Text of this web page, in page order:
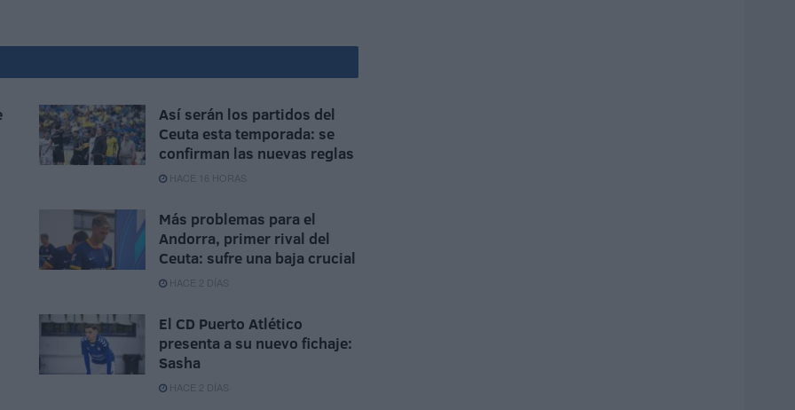
Así serán los partidos del
Ceuta esta temporada: se
confirman las nuevas reglas
HACE 16 HORAS
Más problemas para el
Andorra, primer rival del
Ceuta: sufre una baja crucial
HACE 2 DÍAS
El CD Puerto Atlético
presenta a su nuevo fichaje:
Sasha
HACE 2 DÍAS